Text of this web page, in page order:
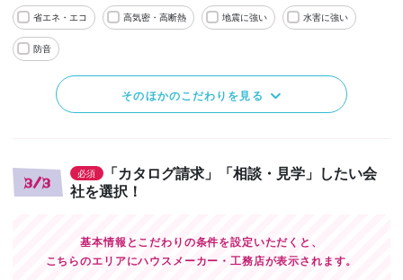
省エネ・エコ 高気密・高断熱 地震に強い 水害に強い
防音
そのほかのこだわりを見る
3/3
必須
「カタログ請求」「相談・見学」したい会
社を選択！
基本情報とこだわりの条件を設定いただくと、
こちらのエリアにハウスメーカー・工務店が表示されます。